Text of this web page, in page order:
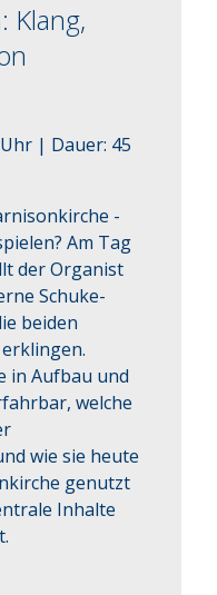
Klang,
| Dauer: 45
-
Am Tag
der Organist
Schuke-
beiden
in Aufbau und
welche
wie sie heute
genutzt
Inhalte